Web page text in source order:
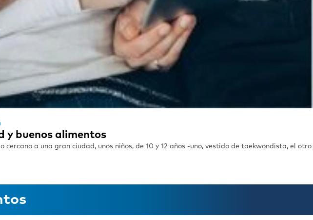
y buenos alimentos
a una gran ciudad, unos niños, de 10 y 12 años -uno, vestido de taekwondista, el otro